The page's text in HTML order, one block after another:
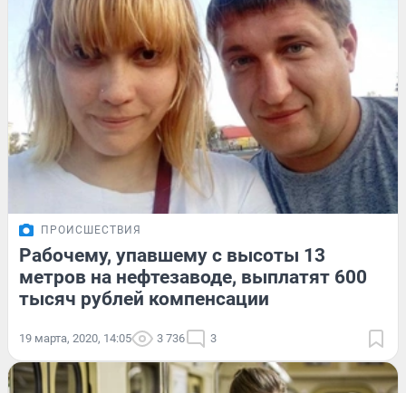
ПРОИСШЕСТВИЯ
Рабочему, упавшему с высоты 13
метров на нефтезаводе, выплатят 600
тысяч рублей компенсации
19 марта, 2020, 14:05 3 736 3